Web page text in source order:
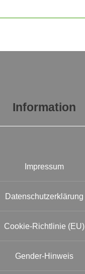
Information
Impressum
Datenschutzerklärung
Cookie-Richtlinie (EU)
Gender-Hinweis